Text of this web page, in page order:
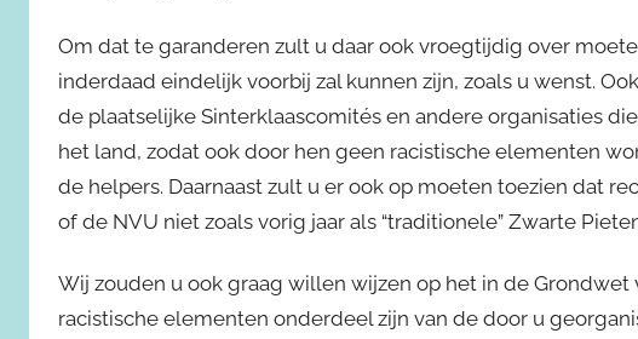
Om dat te garanderen zult u daar ook vroegtijdig over
inderdaad eindelijk voorbij zal kunnen zijn, zoals u wenst.
de plaatselijke Sinterklaascomités en andere organisaties
het land, zodat ook door hen geen racistische elementen
de helpers. Daarnaast zult u er ook op moeten toezien dat
of de NVU niet zoals vorig jaar als “traditionele” Zwarte
Wij zouden u ook graag willen wijzen op het in de
racistische elementen onderdeel zijn van de door u